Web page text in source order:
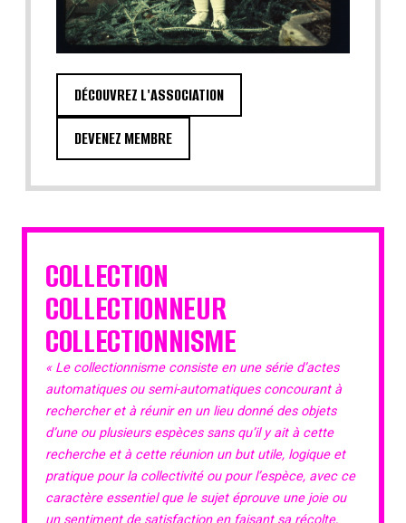
DÉCOUVREZ L'ASSOCIATION
DEVENEZ MEMBRE
COLLECTION
COLLECTIONNEUR
COLLECTIONNISME
« Le collectionnisme consiste en une série d’actes
automatiques ou semi-automatiques concourant à
rechercher et à réunir en un lieu donné des objets
d’une ou plusieurs espèces sans qu’il y ait à cette
recherche et à cette réunion un but utile, logique et
pratique pour la collectivité ou pour l’espèce, avec ce
caractère essentiel que le sujet éprouve une joie ou
un sentiment de satisfaction en faisant sa récolte,